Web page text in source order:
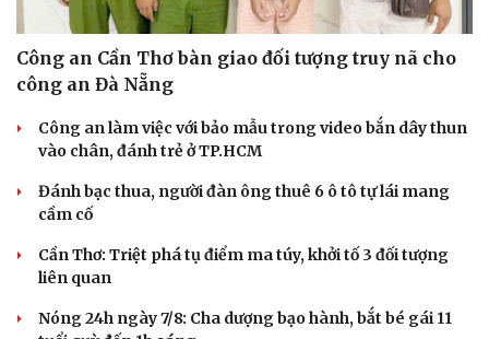
Công an Cần Thơ bàn giao đối tượng truy nã cho
công an Đà Nẵng
Công an làm việc với bảo mẫu trong video bắn dây thun
vào chân, đánh trẻ ở TP.HCM
Đánh bạc thua, người đàn ông thuê 6 ô tô tự lái mang
cầm cố
Cần Thơ: Triệt phá tụ điểm ma túy, khởi tố 3 đối tượng
liên quan
Nóng 24h ngày 7/8: Cha dượng bạo hành, bắt bé gái 11